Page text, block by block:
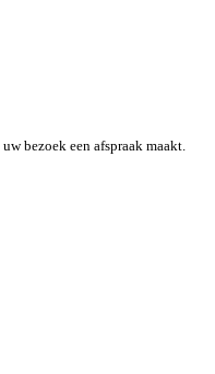
bezoek een afspraak maakt.